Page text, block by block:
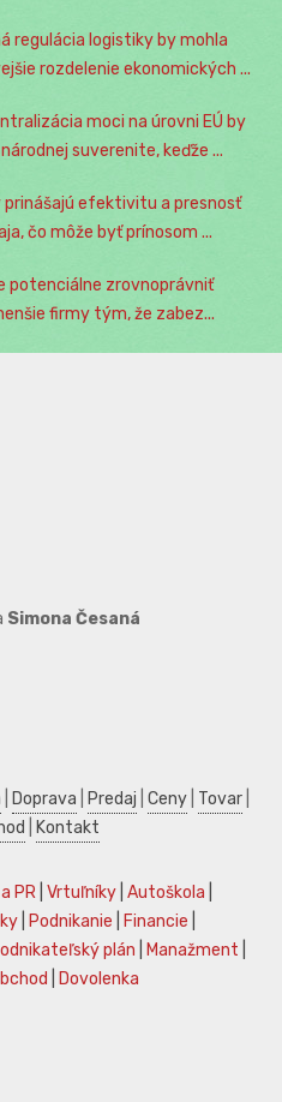
regulácia logistiky by mohla
rozdelenie ekonomických ...
moci na úrovni EÚ by
suverenite, keďže ...
prinášajú efektivitu a presnosť
čo môže byť prínosom ...
potenciálne zrovnoprávniť
firmy tým, že zabez...
Simona Česaná
Doprava Predaj Ceny Tovar
Kontakt
PR Vrtuľníky Autoškola
Podnikanie Financie
plán Manažment
Dovolenka